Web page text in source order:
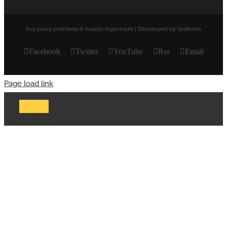
Sva prava pridržana © kolaric-trgovina.hr | Developed by Graficom
Facebook Twitter YouTube Rss Email
Page load link